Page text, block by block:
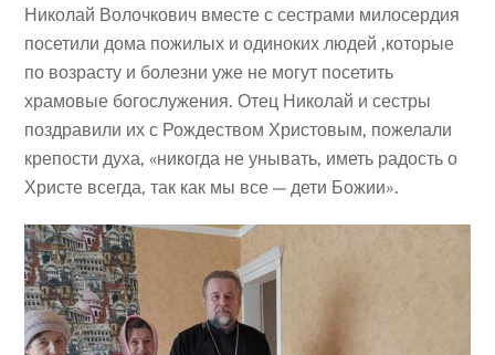
Николай Волочкович вместе с сестрами милосердия
посетили дома пожилых и одиноких людей ,которые
по возрасту и болезни уже не могут посетить
храмовые богослужения. Отец Николай и сестры
поздравили их с Рождеством Христовым, пожелали
крепости духа, «никогда не унывать, иметь радость о
Христе всегда, так как мы все — дети Божии».